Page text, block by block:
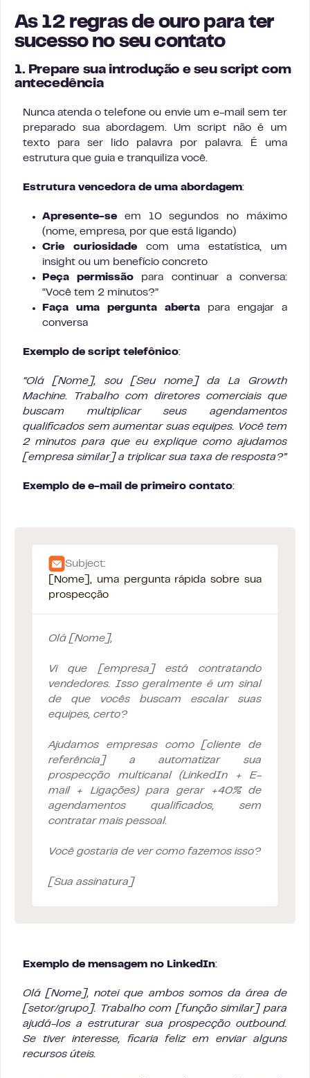
As 12 regras de ouro para ter
sucesso no seu contato
1. Prepare sua introdução e seu script com
antecedência
Nunca atenda o telefone ou envie um e-mail sem ter
preparado sua abordagem. Um script não é um
texto para ser lido palavra por palavra. É uma
estrutura que guia e tranquiliza você.
Estrutura vencedora de uma abordagem:
Apresente-se em 10 segundos no máximo
(nome, empresa, por que está ligando)
Crie curiosidadecom uma estatística, um
insight ou um benefício concreto
Peça permissão para continuar a conversa:
“Você tem 2 minutos?”
Faça uma pergunta aberta para engajar a
conversa
Exemplo de script telefônico:
“Olá [Nome], sou [Seu nome] da La Growth
Machine. Trabalho com diretores comerciais que
buscam multiplicar seus agendamentos
qualificados sem aumentar suas equipes. Você tem
2 minutos para que eu explique como ajudamos
[empresa similar] a triplicar sua taxa de resposta?”
Exemplo de e-mail de primeiro contato:
Subject:
[Nome], uma pergunta rápida sobre sua
prospecção
Olá [Nome],
Vi que [empresa] está contratando
vendedores. Isso geralmente é um sinal
de que vocês buscam escalar suas
equipes, certo?
Ajudamos empresas como [cliente de
referência] a automatizar sua
prospecção multicanal (LinkedIn + E-
mail + Ligações) para gerar +40% de
agendamentos qualificados, sem
contratar mais pessoal.
Você gostaria de ver como fazemos isso?
[Sua assinatura]
Exemplo de mensagem no LinkedIn:
Olá [Nome], notei que ambos somos da área de
[setor/grupo]. Trabalho com [função similar] para
ajudá-los a estruturar sua prospecção outbound.
Se tiver interesse, ficaria feliz em enviar alguns
recursos úteis.